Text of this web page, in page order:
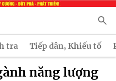
tra Tiếp dân, Khiếu tố
năng lượng